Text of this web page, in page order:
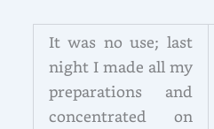
It was no use; last
night I made all my
preparations and
concentrated on